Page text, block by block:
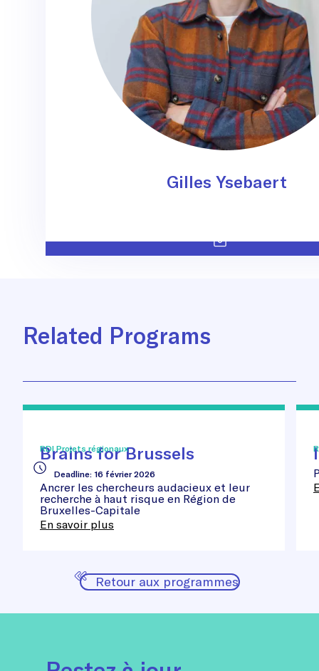
Gilles Ysebaert
Related Programs
RDI Projets régionaux
Brains for Brussels
Deadline: 16 février 2026
Ancrer les chercheurs audacieux et leur
recherche à haut risque en Région de
Bruxelles-Capitale
En savoir plus
Retour aux programmes